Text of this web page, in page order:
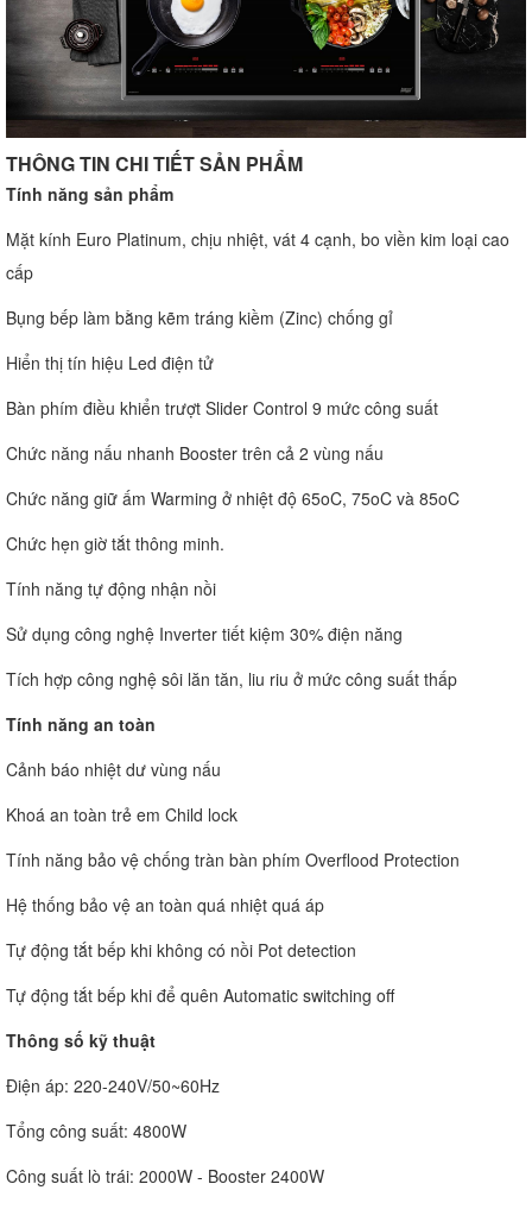
THÔNG TIN CHI TIẾT SẢN PHẨM
Tính năng sản phẩm
Mặt kính Euro Platinum, chịu nhiệt, vát 4 cạnh, bo viền kim loại cao
cấp
Bụng bếp làm bằng kẽm tráng kiềm (Zinc) chống gỉ
Hiển thị tín hiệu Led điện tử
Bàn phím điều khiển trượt Slider Control 9 mức công suất
Chức năng nấu nhanh Booster trên cả 2 vùng nấu
Chức năng giữ ấm Warming ở nhiệt độ 65oC, 75oC và 85oC
Chức hẹn giờ tắt thông minh.
Tính năng tự động nhận nồi
Sử dụng công nghệ Inverter tiết kiệm 30% điện năng
Tích hợp công nghệ sôi lăn tăn, liu riu ở mức công suất thấp
Tính năng an toàn
Cảnh báo nhiệt dư vùng nấu
Khoá an toàn trẻ em Child lock
Tính năng bảo vệ chống tràn bàn phím Overflood Protection
Hệ thống bảo vệ an toàn quá nhiệt quá áp
Tự động tắt bếp khi không có nồi Pot detection
Tự động tắt bếp khi để quên Automatic switching off
Thông số kỹ thuật
Điện áp: 220-240V/50~60Hz
Tổng công suất: 4800W
Công suất lò trái: 2000W - Booster 2400W